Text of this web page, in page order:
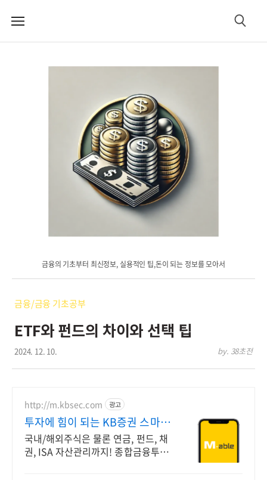
메
검
금융의 기초부터 최신정보, 실용적인 팁,돈이 되는 정보를 모아서
금융/금융 기초공부
ETF와 펀드의 차이와 선택 팁
2024. 12. 10. by. 38초전
http://m.kbsec.com 광고
투자에 힘이 되는 KB증권 스마트
한 투자의 시작
국내/해외주식은 물론 연금, 펀드, 채
권, ISA 자산관리까지! 종합금융투자